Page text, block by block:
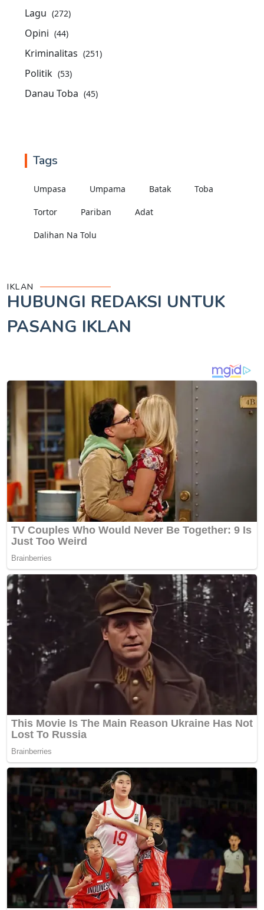
Lagu (272)
Opini (44)
Kriminalitas (251)
Politik (53)
Danau Toba (45)
Tags
Umpasa Umpama Batak Toba
Tortor Pariban Adat
Dalihan Na Tolu
IKLAN
HUBUNGI REDAKSI UNTUK
PASANG IKLAN